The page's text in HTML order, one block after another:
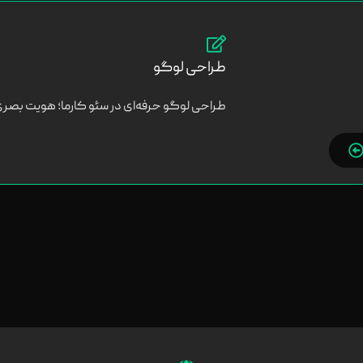
طراحی لوگو
طراحی لوگو حرفه‌ای در سئو کارما؛ هویت